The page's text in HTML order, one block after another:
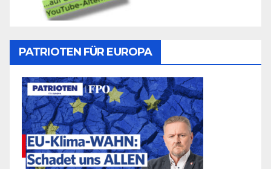
PATRIOTEN FÜR EUROPA